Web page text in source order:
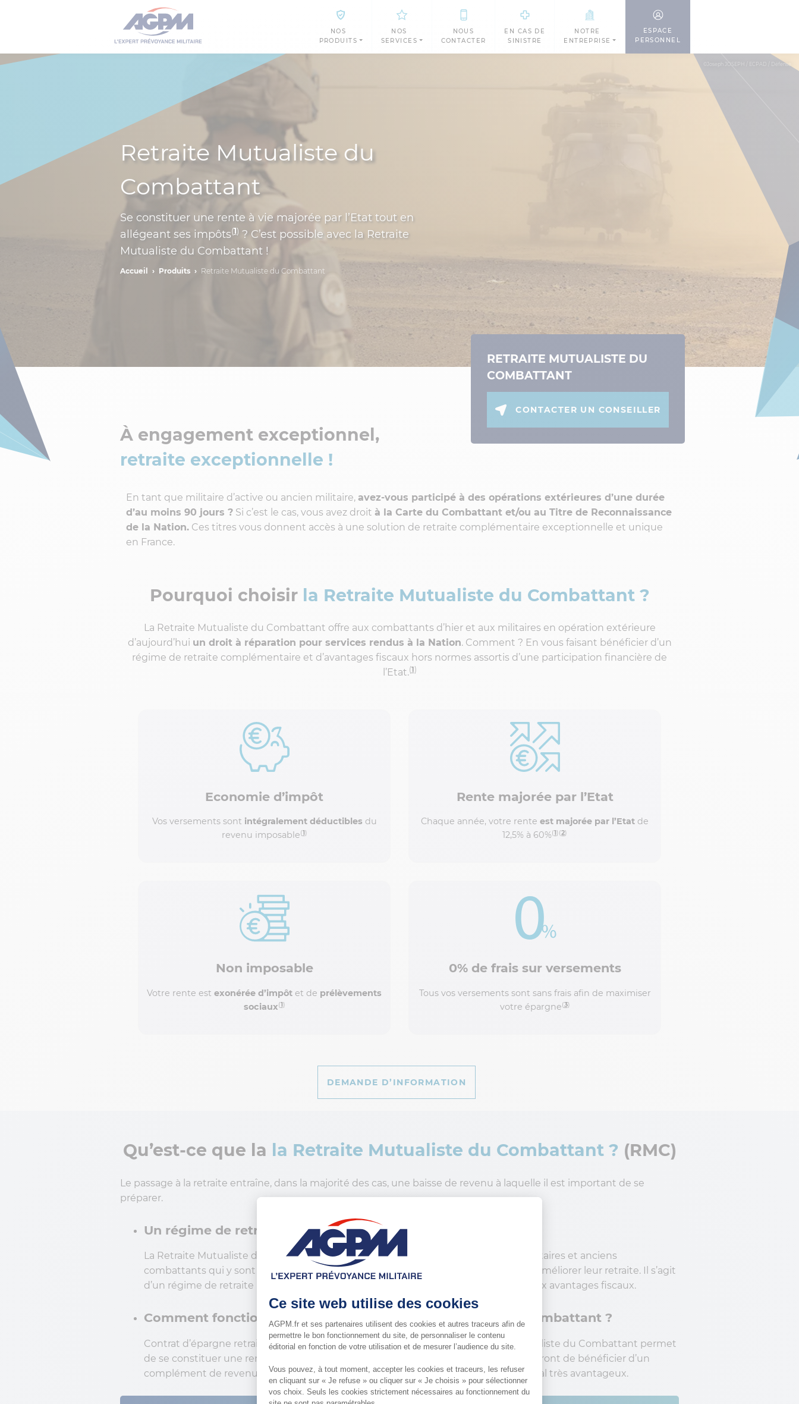
NOS
PRODUITS
NOS
SERVICES
NOUS
CONTACTER
EN CAS DE
SINISTRE
NOTRE
ENTREPRISE
ESPACE
PERSONNEL
©Joseph JOSEPH / ECPAD / Défense
Retraite Mutualiste du
Combattant
Se constituer une rente à vie majorée par l’Etat tout en
allégeant ses impôts(1) ? C’est possible avec la Retraite
Mutualiste du Combattant !
Accueil Produits Retraite Mutualiste du Combattant
RETRAITE MUTUALISTE DU
COMBATTANT
CONTACTER UN CONSEILLER
À engagement exceptionnel,
retraite exceptionnelle !
En tant que militaire d’active ou ancien militaire, avez-vous participé à des opérations extérieures d’une durée
d’au moins 90 jours ? Si c’est le cas, vous avez droit à la Carte du Combattant et/ou au Titre de Reconnaissance
de la Nation. Ces titres vous donnent accès à une solution de retraite complémentaire exceptionnelle et unique
en France.
Pourquoi choisir la Retraite Mutualiste du Combattant ?
La Retraite Mutualiste du Combattant offre aux combattants d’hier et aux militaires en opération extérieure
d’aujourd’hui un droit à réparation pour services rendus à la Nation. Comment ? En vous faisant bénéficier d’un
régime de retraite complémentaire et d’avantages fiscaux hors normes assortis d’une participation financière de
l’Etat.(1)
Economie d’impôt
Vos versements sont intégralement déductibles du
revenu imposable(1)
Rente majorée par l’Etat
Chaque année, votre rente est majorée par l’Etat de
12,5% à 60%(1)(2)
Non imposable
Votre rente est exonérée d’impôt et de prélèvements
sociaux(1)
0% de frais sur versements
Tous vos versements sont sans frais afin de maximiser
votre épargne(3)
DEMANDE D’INFORMATION
Qu’est-ce que la la Retraite Mutualiste du Combattant ? (RMC)
Le passage à la retraite entraîne, dans la majorité des cas, une baisse de revenu à laquelle il est important de se
préparer.
Un régime de retraite complémentaire unique en France
La Retraite Mutualiste du Combattant (RMC) a été créée afin de permettre aux militaires et anciens
combattants qui y sont éligibles de se constituer un complément de revenu pour améliorer leur retraite. Il s’agit
d’un régime de retraite par capitalisation atypique en France qui inclut de nombreux avantages fiscaux.
Comment fonctionne la solution de Retraite Mutualiste du Combattant ?
Contrat d’épargne retraite à versements libres et/ou programmés, la Retraite Mutualiste du Combattant permet
de se constituer une rente viagère pour la retraite. Les versements réalisés permettront de bénéficier d’un
complément de revenu (3 formules au choix) dès l’âge de 50 ans dans un cadre fiscal très avantageux.